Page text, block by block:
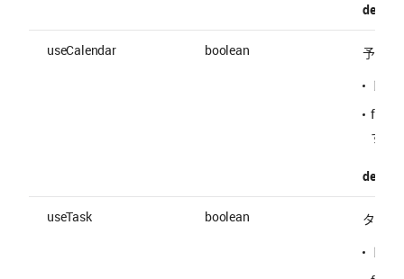
default
useCalendar boolean
予定の
トー
false
する
default
useTask boolean
タスク
トー